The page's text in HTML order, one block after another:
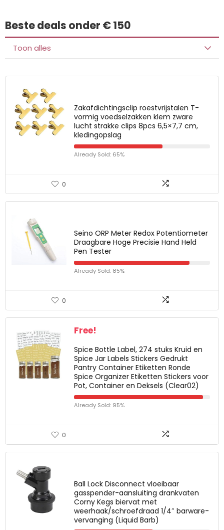
Beste deals onder € 150
Toon alles
Zakafdichtingsclip roestvrijstalen T-
vormig voedselzakken klem zware
lucht strakke clips 8pcs 6,5×7,7 cm,
kledingopslag
Already Sold: 65%
0
Seino ORP Meter Redox Potentiometer
Draagbare Hoge Precisie Hand Held
Pen Tester
Already Sold: 85%
0
Free!
Spice Bottle Label, 274 stuks Kruid en
Spice Jar Labels Stickers Gedrukt
Pantry Container Etiketten Ronde
Spice Organizer Etiketten Stickers voor
Pot, Container en Deksels (Clear02)
Already Sold: 95%
0
Ball Lock Disconnect vloeibaar
gasspender-aansluiting drankvaten
Corny Kegs biervat met
weerhaak/schroefdraad 1/4″ barware-
vervanging (Liquid Barb)